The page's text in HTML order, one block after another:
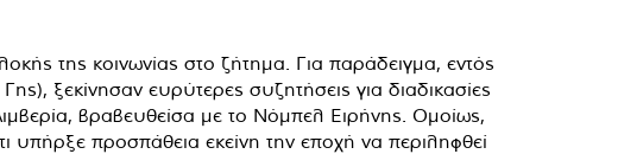
της κοινωνίας στο ζήτημα. Για παράδειγμα, εντός
ξεκίνησαν ευρύτερες συζητήσεις για διαδικασίες
βραβευθείσα με το Νόμπελ Ειρήνης. Ομοίως,
προσπάθεια εκείνη την εποχή να περιληφθεί